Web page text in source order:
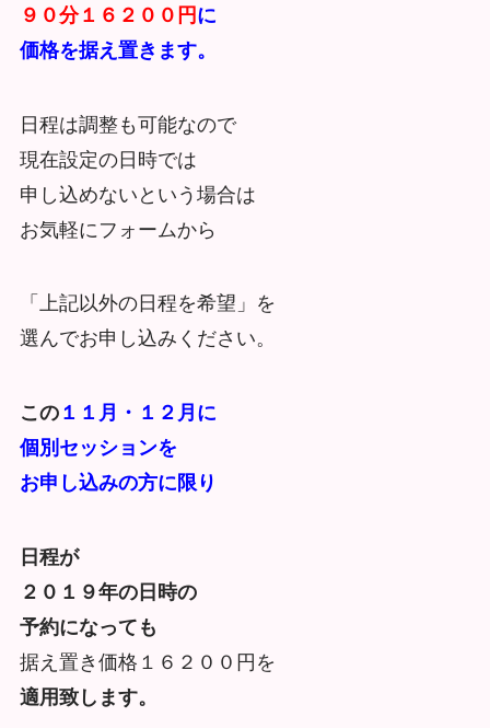
９０分１６２００円 に
価格を据え置きます。
日程は調整も可能なので
現在設定の日時では
申し込めないという場合は
お気軽にフォームから
「上記以外の日程を希望」を
選んでお申し込みください。
この１１月・１２月に
個別セッションを
お申し込みの方に限り
日程が
２０１９年の日時の
予約になっても
据え置き価格１６２００円を
適用致します。